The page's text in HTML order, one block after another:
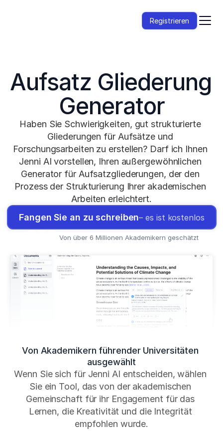
Aufsatz Gliederung
Generator
Haben Sie Schwierigkeiten, gut strukturierte
Gliederungen für Aufsätze und
Forschungsarbeiten zu erstellen? Darf ich Ihnen
Jenni AI vorstellen, Ihren außergewöhnlichen
Generator für Aufsatzgliederungen, der den
Prozess der Strukturierung Ihrer akademischen
Arbeiten erleichtert.
Fangen Sie an zu schreiben– es ist kostenlos
Von über 6 Millionen Akademikern geschätzt
Von Akademikern führender Universitäten
ausgewählt
Wenn Sie sich für Jenni AI entscheiden, wählen
Sie ein Tool, das von der akademischen
Gemeinschaft für ihr Engagement für das
Lernen, die Kreativität und die Integrität
empfohlen wurde.
Registrieren